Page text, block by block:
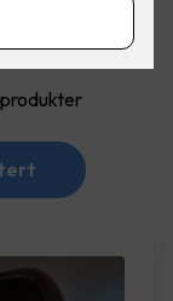
deg